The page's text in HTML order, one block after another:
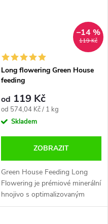
119 Kč
–14 %
Long flowering Green House
feeding
od 119 Kč
Měrná
cena:
od 574,04 Kč / 1 kg
Skladem
ZOBRAZIT
Green House Feeding Long
Flowering je prémiové minerální
hnojivo s optimalizovaným
poměrem živin N-P-K 18-12-